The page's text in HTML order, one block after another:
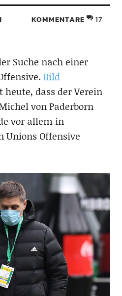
KOMMENTARE 17
Suche nach einer
Bild
heute, dass der Verein
von Paderborn
vor allem in
Offensive